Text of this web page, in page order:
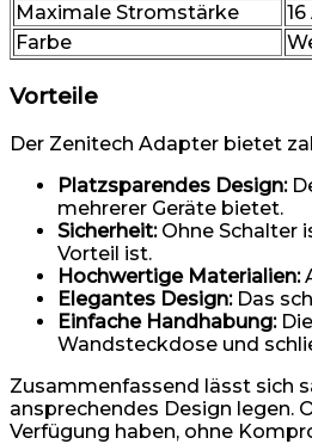
Maximale Stromstärke
16
Farbe
Vorteile
Der Zenitech Adapter bietet
Platzsparendes Design:
mehrerer Geräte bietet.
Sicherheit:Ohne Schalter
Vorteil ist.
Hochwertige Materialien:
Elegantes Design:Das
Einfache Handhabung:
Wandsteckdose und
Zusammenfassend lässt sich
ansprechendes Design legen.
Verfügung haben, ohne